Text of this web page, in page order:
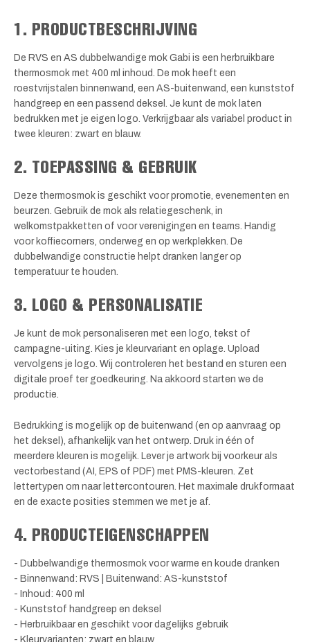
1. PRODUCTBESCHRIJVING
De RVS en AS dubbelwandige mok Gabi is een herbruikbare
thermosmok met 400 ml inhoud. De mok heeft een
roestvrijstalen binnenwand, een AS-buitenwand, een kunststof
handgreep en een passend deksel. Je kunt de mok laten
bedrukken met je eigen logo. Verkrijgbaar als variabel product in
twee kleuren: zwart en blauw.
2. TOEPASSING & GEBRUIK
Deze thermosmok is geschikt voor promotie, evenementen en
beurzen. Gebruik de mok als relatiegeschenk, in
welkomstpakketten of voor verenigingen en teams. Handig
voor koffiecorners, onderweg en op werkplekken. De
dubbelwandige constructie helpt dranken langer op
temperatuur te houden.
3. LOGO & PERSONALISATIE
Je kunt de mok personaliseren met een logo, tekst of
campagne-uiting. Kies je kleurvariant en oplage. Upload
vervolgens je logo. Wij controleren het bestand en sturen een
digitale proef ter goedkeuring. Na akkoord starten we de
productie.
Bedrukking is mogelijk op de buitenwand (en op aanvraag op
het deksel), afhankelijk van het ontwerp. Druk in één of
meerdere kleuren is mogelijk. Lever je artwork bij voorkeur als
vectorbestand (AI, EPS of PDF) met PMS-kleuren. Zet
lettertypen om naar lettercontouren. Het maximale drukformaat
en de exacte posities stemmen we met je af.
4. PRODUCTEIGENSCHAPPEN
- Dubbelwandige thermosmok voor warme en koude dranken
- Binnenwand: RVS | Buitenwand: AS-kunststof
- Inhoud: 400 ml
- Kunststof handgreep en deksel
- Herbruikbaar en geschikt voor dagelijks gebruik
- Kleurvarianten: zwart en blauw